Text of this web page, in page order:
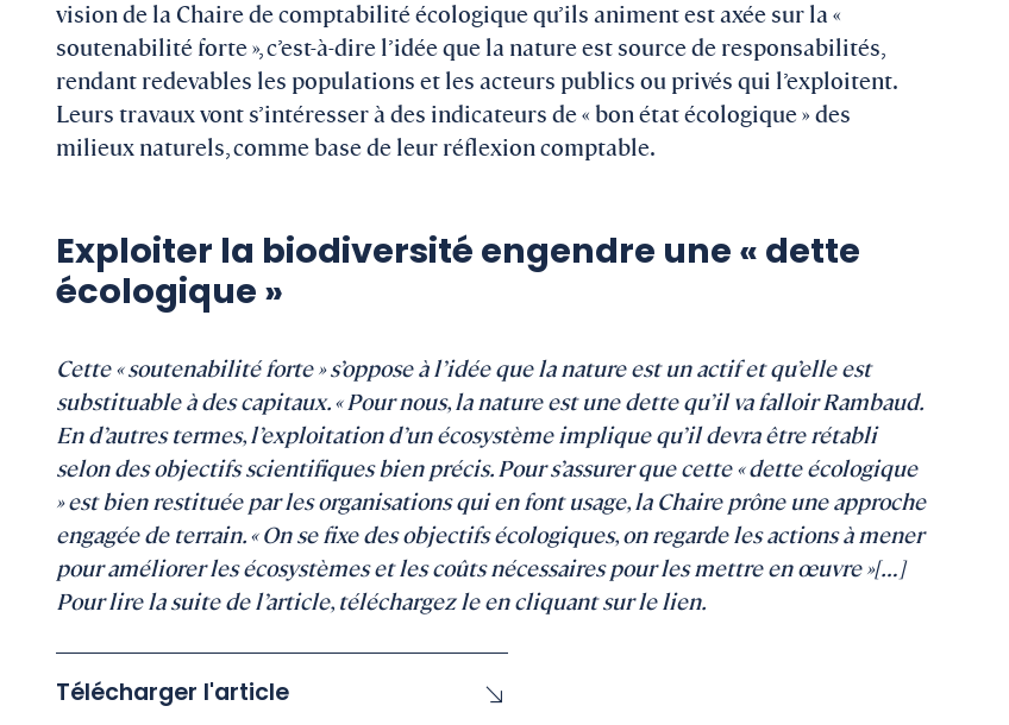
vision de la Chaire de comptabilité écologique qu’ils animent est axée sur la «
soutenabilité forte », c’est-à-dire l’idée que la nature est source de responsabilités,
rendant redevables les populations et les acteurs publics ou privés qui l’exploitent.
Leurs travaux vont s’intéresser à des indicateurs de « bon état écologique » des
milieux naturels, comme base de leur réflexion comptable.
Exploiter la biodiversité engendre une « dette
écologique »
Cette « soutenabilité forte » s’oppose à l’idée que la nature est un actif et qu’elle est
substituable à des capitaux. « Pour nous, la nature est une dette qu’il va falloir Rambaud.
En d’autres termes, l’exploitation d’un écosystème implique qu’il devra être rétabli
selon des objectifs scientifiques bien précis. Pour s’assurer que cette « dette écologique
» est bien restituée par les organisations qui en font usage, la Chaire prône une approche
engagée de terrain. « On se fixe des objectifs écologiques, on regarde les actions à mener
pour améliorer les écosystèmes et les coûts nécessaires pour les mettre en œuvre »[…]
Pour lire la suite de l’article, téléchargez le en cliquant sur le lien.
Télécharger l'article